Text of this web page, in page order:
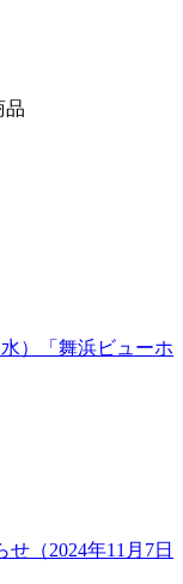
品
）「舞浜ビューホ
（2024年11月7日